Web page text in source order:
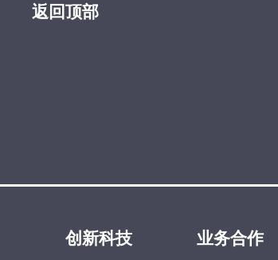
返回顶部
创新科技 业务合作